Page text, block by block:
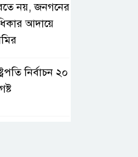
নয়, জনগনের
আদায়ে
নির্বাচন ২০